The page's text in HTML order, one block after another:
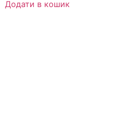
Додати в кошик